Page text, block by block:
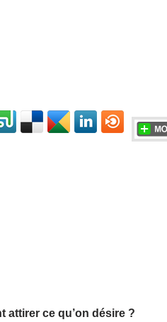
attirer ce qu’on désire ?